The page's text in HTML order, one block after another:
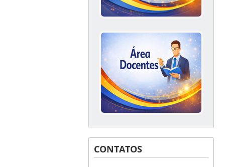
CONTATOS